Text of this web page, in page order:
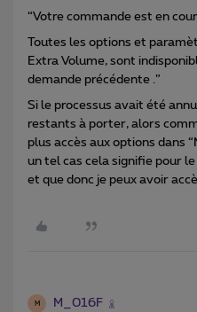
“Votre commande est en
Toutes les options et
Extra Volume, sont
demande précédente .”
Si le processus avait été
restants à porter, alors
plus accès aux options dans
un tel cas cela signifie pour
et que donc je peux avoir
M M_016F